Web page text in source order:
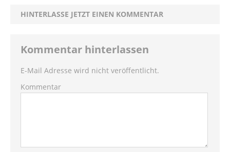
HINTERLASSE JETZT EINEN KOMMENTAR
Kommentar hinterlassen
E-Mail Adresse wird nicht veröffentlicht.
Kommentar